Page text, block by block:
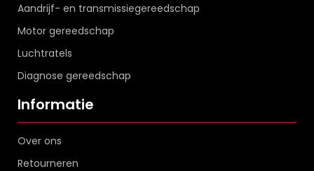
Aandrijf- en transmissiegereedschap
Motor gereedschap
Luchtratels
Diagnose gereedschap
Informatie
Over ons
Retourneren